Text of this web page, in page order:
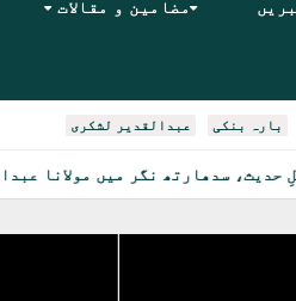
مضامین و مقالات
بارہ بنکی عبدالقدیر لشکری
نگر میں مولانا عبدالرحمن